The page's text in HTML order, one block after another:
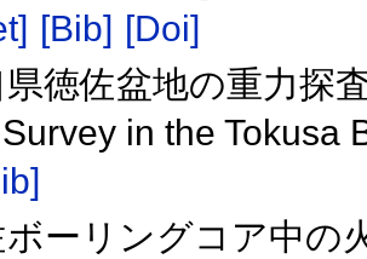
[Bib] [Doi]
県徳佐盆地の重力探
in the Tokusa
ボーリングコア中の